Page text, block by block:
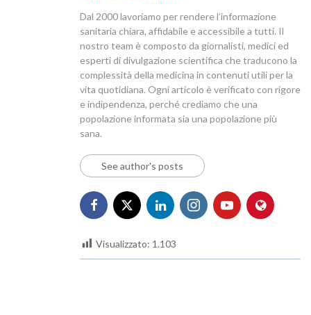
Dal 2000 lavoriamo per rendere l’informazione
sanitaria chiara, affidabile e accessibile a tutti. Il
nostro team è composto da giornalisti, medici ed
esperti di divulgazione scientifica che traducono la
complessità della medicina in contenuti utili per la
vita quotidiana. Ogni articolo è verificato con rigore
e indipendenza, perché crediamo che una
popolazione informata sia una popolazione più
sana.
See author's posts
Visualizzato: 1.103